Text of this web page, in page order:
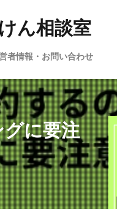
ん相談室
者情報・お問い合わせ
に要注